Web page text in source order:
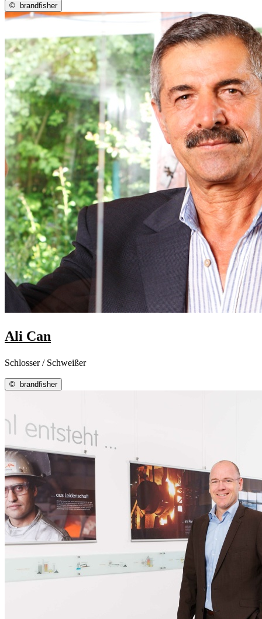
© brandfisher
Ali Can
Schlosser / Schweißer
© brandfisher